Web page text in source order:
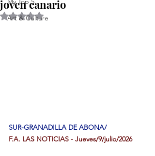
Art & Culture
joven canario
Obtuvo NaN de 5 estrellas.
SUR-GRANADILLA DE ABONA/
F.A. LAS NOTICIAS - Jueves/9/julio/2026